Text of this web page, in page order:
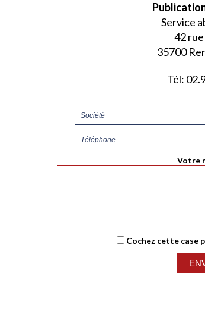
Service
42
35700
Tél:
Votre
Cochez cette case